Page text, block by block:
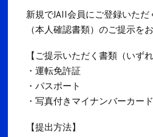
新規でJAII会員にご登録いた
（本人確認書類）のご提示を
【ご提示いただく書類（いず
・運転免許証
・パスポート
・写真付きマイナンバーカード
【提出方法】